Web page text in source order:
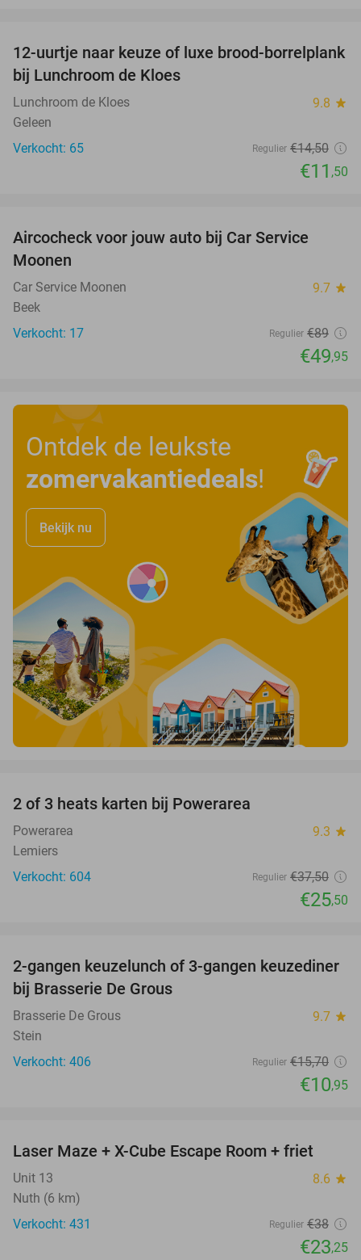
21%
12-uurtje naar keuze of luxe brood-borrelplank
bij Lunchroom de Kloes
Lunchroom de Kloes 9.8 star
Geleen
Verkocht: 65
Regulier €14,50
€11 ,50
Aircocheck voor jouw auto bij Car Service
Moonen
Car Service Moonen 9.7 star
Beek
Verkocht: 17
Regulier €89
€49,95
Ontdek de leukste
zomervakantiedeals!
Bekijk nu
2 of 3 heats karten bij Powerarea
Powerarea 9.3 star
Lemiers
Verkocht: 604
Regulier €37,50
€25,50
30%
2-gangen keuzelunch of 3-gangen keuzediner
bij Brasserie De Grous
Brasserie De Grous 9.7 star
Stein
Verkocht: 406
Regulier €15,70
€10,95
39%
Laser Maze + X-Cube Escape Room + friet
Unit 13 8.6 star
Nuth (6 km)
Verkocht: 431
Regulier €38
€23,25